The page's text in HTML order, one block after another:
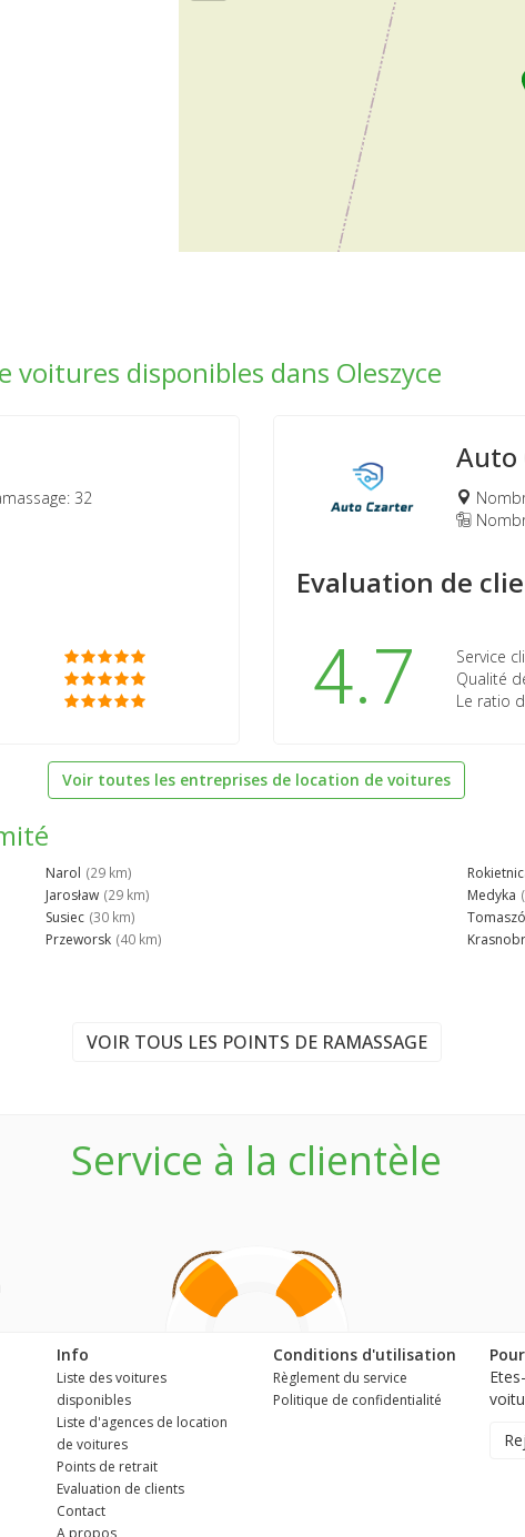
voitures disponibles dans Oleszyce
32
Auto
Evaluation de
4.7
Service
Qualité
Le ratio
Voir toutes les entreprises de location de voitures
Narol (29 km)
Jarosław (29 km)
Susiec (30 km)
Przeworsk (40 km)
Medyka
VOIR TOUS LES POINTS DE RAMASSAGE
Service à la clientèle
Info
Liste des voitures
disponibles
Liste d'agences de location
de voitures
Points de retrait
Evaluation de clients
Contact
A propos
Conditions d'utilisation
Règlement du service
Politique de confidentialité